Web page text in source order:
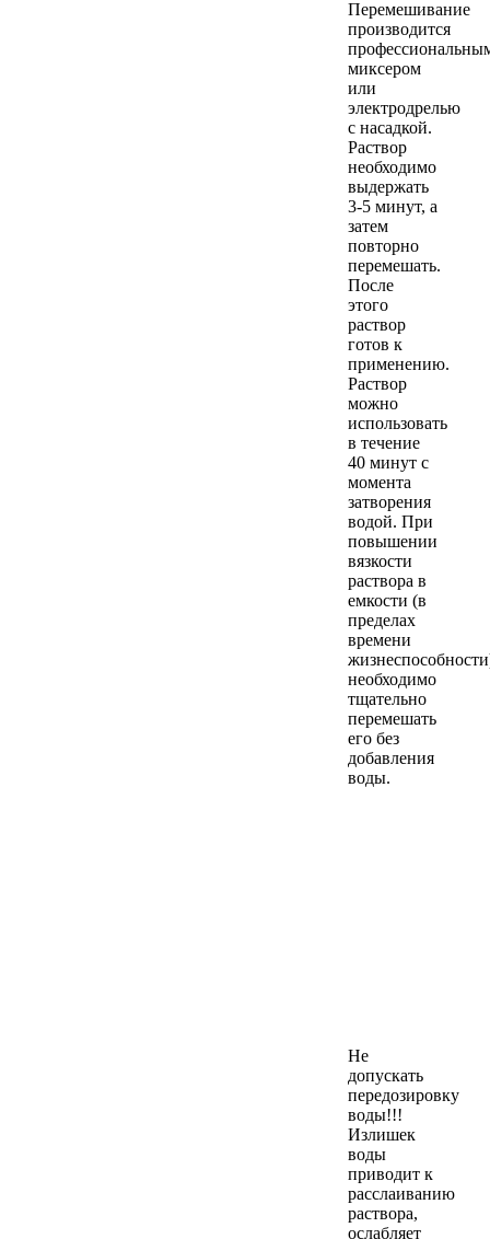
Перемешивание
производится
миксером
или
электродрелью
с насадкой.
Раствор
необходимо
выдержать
3-5 минут, а
затем
повторно
перемешать.
После
этого
раствор
готов к
применению.
Раствор
можно
использовать
в течение
40 минут с
момента
затворения
водой. При
повышении
вязкости
раствора в
емкости (в
пределах
времени
необходимо
тщательно
перемешать
его без
добавления
воды.
Не
допускать
передозировку
воды!!!
Излишек
воды
приводит к
расслаиванию
раствора,
ослабляет